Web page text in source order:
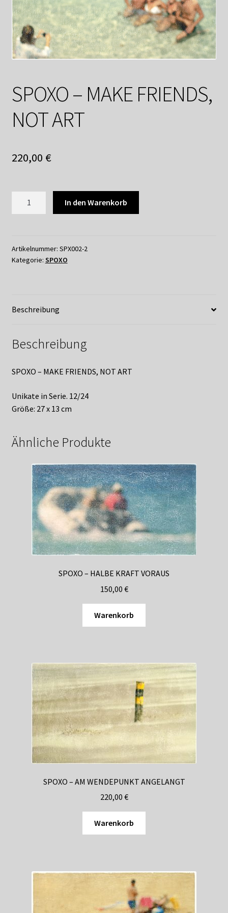
Datenschutzerklärung
Impressum
Linkliste
Mein Konto
Newsletter
Suchservice
Warenkorb
Widerrufsbelehrung
SPOXO – MAKE FRIENDS,
NOT ART
220,00 €
NOT
ART
In den Warenkorb
Artikelnummer: SPX002-2
Kategorie: SPOXO
Beschreibung
Beschreibung
SPOXO – MAKE FRIENDS, NOT ART
Unikate in Serie. 12/24
Größe: 27 x 13 cm
Ähnliche Produkte
SPOXO – HALBE KRAFT VORAUS
150,00 €
Warenkorb
SPOXO – AM WENDEPUNKT ANGELANGT
220,00 €
Warenkorb